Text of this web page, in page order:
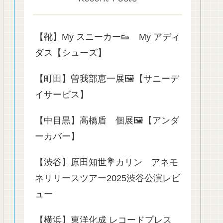
【靴】My スニーカー👟 My アディ
ダス【シューズ】
【町田】曽我部恵一展🖼️【サニーデ
イサービス】
【中目黒】高橋盾 個展🖼️【アンダ
ーカバー】
【渋谷】原田知世💐カリン アネモ
ネリリースツアー2025渋谷公演レビ
ュー
【横浜】東洋化成 レコードプレス